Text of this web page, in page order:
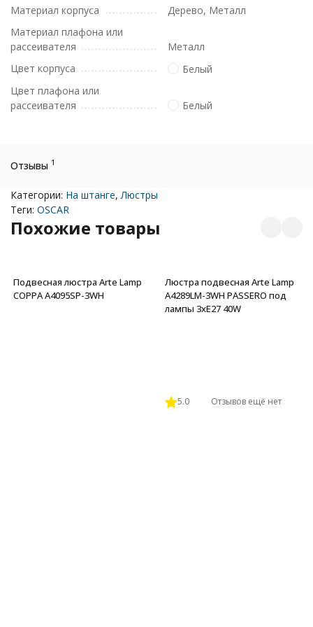
Материал корпуса
Дерево, Металл
Материал плафона или
рассеивателя
Металл
Цвет корпуса
Белый
Цвет плафона или
рассеивателя
Белый
Отзывы 1
Категории: На штанге, Люстры
Теги: OSCAR
Похожие товары
Подвесная люстра Arte Lamp
COPPA A4095SP-3WH
Люстра подвесная Arte Lamp
A4289LM-3WH PASSERO под
лампы 3xE27 40W
5.0 Отзывов ещё нет